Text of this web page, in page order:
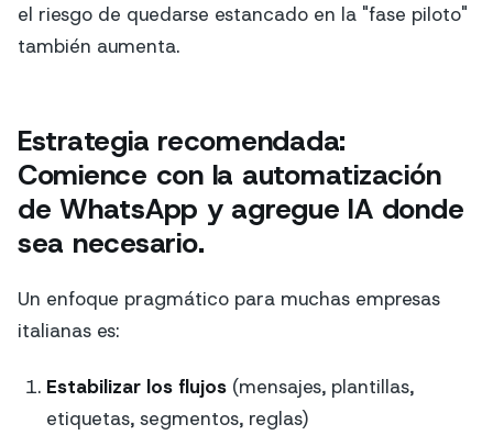
el riesgo de quedarse estancado en la "fase piloto"
también aumenta.
Estrategia recomendada:
Comience con la automatización
de WhatsApp y agregue IA donde
sea necesario.
Un enfoque pragmático para muchas empresas
italianas es:
Estabilizar los flujos(mensajes, plantillas,
etiquetas, segmentos, reglas)